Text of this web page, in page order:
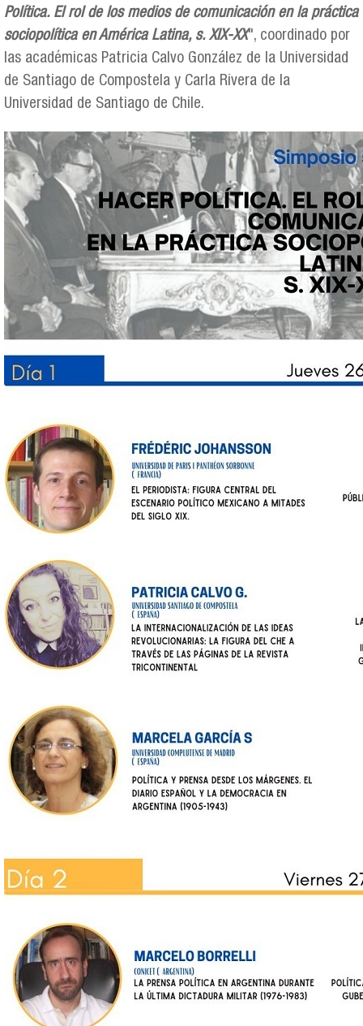
Política. El rol de los medios de comunicación en la práctica
sociopolítica en América Latina, s. XIX-XX", coordinado por
las académicas Patricia Calvo González de la Universidad
de Santiago de Compostela y Carla Rivera de la
Universidad de Santiago de Chile.
aihla_d1_v3.jpeg
ahila_d2_v3.jpeg